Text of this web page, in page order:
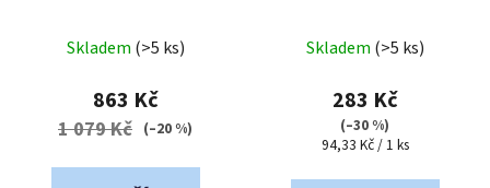
hodnocení
produktu
je
Skladem (>5 ks)
863 Kč
1 079 Kč (–20 %)
Skladem (>5 ks)
283 Kč
(–30 %)
Měrná
94,33 Kč / 1 ks